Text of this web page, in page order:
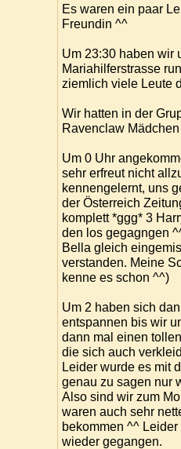
Es waren ein paar
Freundin ^^
Um 23:30 haben wir
Mariahilferstrasse
ziemlich viele Leute
Wir hatten in der
Ravenclaw
Um 0 Uhr
sehr erfreut nicht
kennengelernt, uns
der Österreich
komplett *ggg* 3
den los gegagngen
Bella gleich
verstanden. Meine
kenne es schon ^^)
Um 2 haben sich
entspannen bis wir
dann mal einen
die sich auch
Leider wurde es mit
genau zu sagen nur
Also sind wir zum
waren auch sehr
bekommen ^^
wieder gegangen.